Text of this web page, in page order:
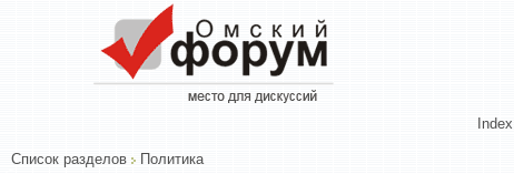
Index
Список разделов Политика